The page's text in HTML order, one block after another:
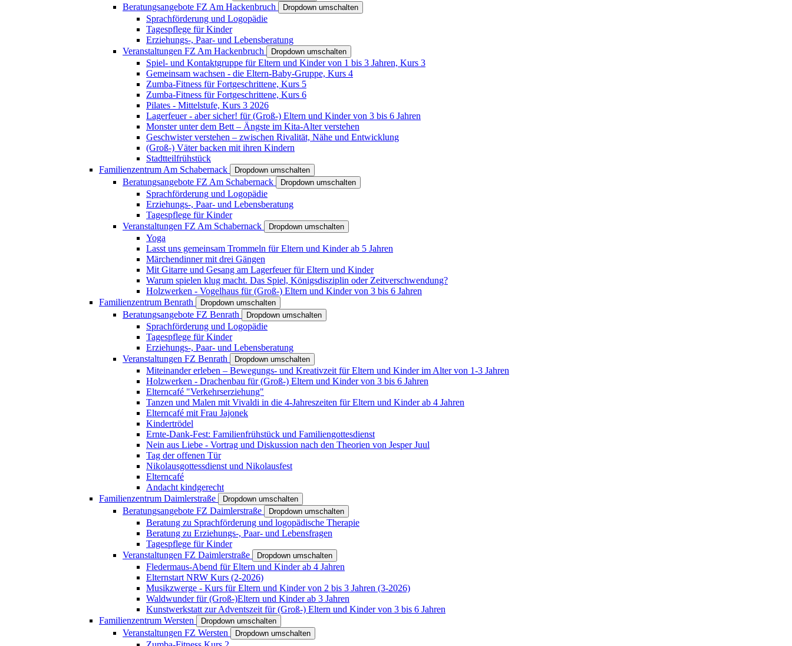
Beratungsangebote FZ Am Hackenbruch Dropdown umschalten
Sprachförderung und Logopädie
Tagespflege für Kinder
Erziehungs-, Paar- und Lebensberatung
Veranstaltungen FZ Am Hackenbruch
Dropdown umschalten
Spiel- und Kontaktgruppe für Eltern und Kinder von 1 bis 3 Jahren, Kurs 3
Gemeinsam wachsen - die Eltern-Baby-Gruppe, Kurs 4
Zumba-Fitness für Fortgeschrittene, Kurs 5
Zumba-Fitness für Fortgeschrittene, Kurs 6
Pilates - Mittelstufe, Kurs 3 2026
Lagerfeuer - aber sicher! für (Groß-) Eltern und Kinder von 3 bis 6 Jahren
Monster unter dem Bett – Ängste im Kita-Alter verstehen
Geschwister verstehen – zwischen Rivalität, Nähe und Entwicklung
(Groß-) Väter backen mit ihren Kindern
Stadtteilfrühstück
Familienzentrum Am Schabernack
Dropdown umschalten
Beratungsangebote FZ Am Schabernack Dropdown umschalten
Sprachförderung und Logopädie
Erziehungs-, Paar- und Lebensberatung
Tagespflege für Kinder
Veranstaltungen FZ Am Schabernack
Dropdown umschalten
Yoga
Lasst uns gemeinsam Trommeln für Eltern und Kinder ab 5 Jahren
Märchendinner mit drei Gängen
Mit Gitarre und Gesang am Lagerfeuer für Eltern und Kinder
Warum spielen klug macht. Das Spiel, Königsdisziplin oder Zeitverschwendung?
Holzwerken - Vogelhaus für (Groß-) Eltern und Kinder von 3 bis 6 Jahren
Familienzentrum Benrath
Dropdown umschalten
Beratungsangebote FZ Benrath Dropdown umschalten
Sprachförderung und Logopädie
Tagespflege für Kinder
Erziehungs-, Paar- und Lebensberatung
Veranstaltungen FZ Benrath
Dropdown umschalten
Miteinander erleben – Bewegungs- und Kreativzeit für Eltern und Kinder im Alter von 1-3 Jahren
Holzwerken - Drachenbau für (Groß-) Eltern und Kinder von 3 bis 6 Jahren
Elterncafé "Verkehrserziehung"
Tanzen und Malen mit Vivaldi in die 4-Jahreszeiten für Eltern und Kinder ab 4 Jahren
Elterncafé mit Frau Jajonek
Kindertrödel
Ernte-Dank-Fest: Familienfrühstück und Familiengottesdienst
Nein aus Liebe - Vortrag und Diskussion nach den Theorien von Jesper Juul
Tag der offenen Tür
Nikolausgottessdienst und Nikolausfest
Elterncafé
Andacht kindgerecht
Familienzentrum Daimlerstraße
Dropdown umschalten
Beratungsangebote FZ Daimlerstraße Dropdown umschalten
Beratung zu Sprachförderung und logopädische Therapie
Beratung zu Erziehungs-, Paar- und Lebensfragen
Tagespflege für Kinder
Veranstaltungen FZ Daimlerstraße
Dropdown umschalten
Fledermaus-Abend für Eltern und Kinder ab 4 Jahren
Elternstart NRW Kurs (2-2026)
Musikzwerge - Kurs für Eltern und Kinder von 2 bis 3 Jahren (3-2026)
Waldwunder für (Groß-)Eltern und Kinder ab 3 Jahren
Kunstwerkstatt zur Adventszeit für (Groß-) Eltern und Kinder von 3 bis 6 Jahren
Familienzentrum Wersten
Dropdown umschalten
Veranstaltungen FZ Wersten Dropdown umschalten